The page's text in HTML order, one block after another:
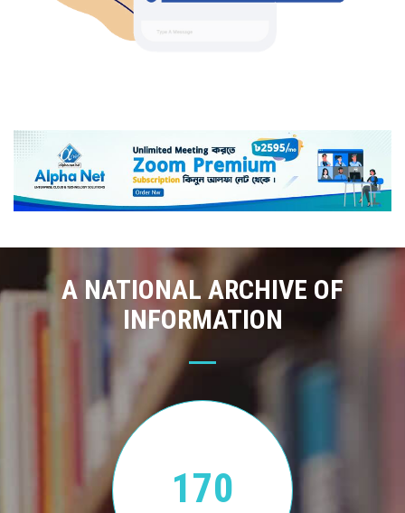
A NATIONAL ARCHIVE OF
INFORMATION
170